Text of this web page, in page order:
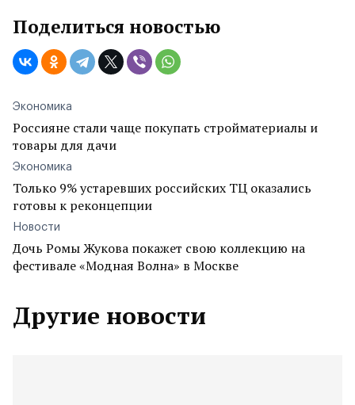
Поделиться новостью
Экономика
Россияне стали чаще покупать стройматериалы и
товары для дачи
Экономика
Только 9% устаревших российских ТЦ оказались
готовы к реконцепции
Новости
Дочь Ромы Жукова покажет свою коллекцию на
фестивале «Модная Волна» в Москве
Другие новости